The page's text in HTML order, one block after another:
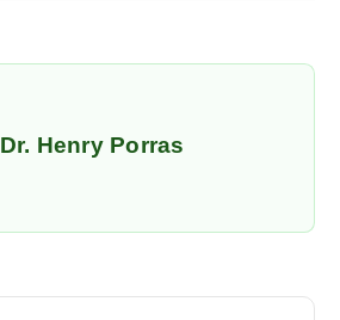
Dr. Henry Porras